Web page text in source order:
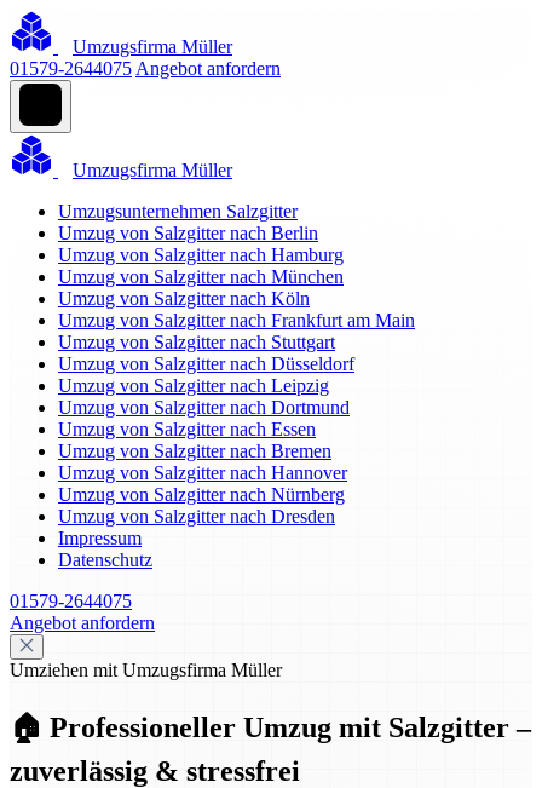
Umzugsfirma Müller
01579-2644075 Angebot anfordern
Umzugsfirma Müller
Umzugsunternehmen Salzgitter
Umzug von Salzgitter nach Berlin
Umzug von Salzgitter nach Hamburg
Umzug von Salzgitter nach München
Umzug von Salzgitter nach Köln
Umzug von Salzgitter nach Frankfurt am Main
Umzug von Salzgitter nach Stuttgart
Umzug von Salzgitter nach Düsseldorf
Umzug von Salzgitter nach Leipzig
Umzug von Salzgitter nach Dortmund
Umzug von Salzgitter nach Essen
Umzug von Salzgitter nach Bremen
Umzug von Salzgitter nach Hannover
Umzug von Salzgitter nach Nürnberg
Umzug von Salzgitter nach Dresden
Impressum
Datenschutz
01579-2644075
Angebot anfordern
Umziehen mit Umzugsfirma Müller
🏠 Professioneller Umzug mit Salzgitter –
zuverlässig & stressfrei